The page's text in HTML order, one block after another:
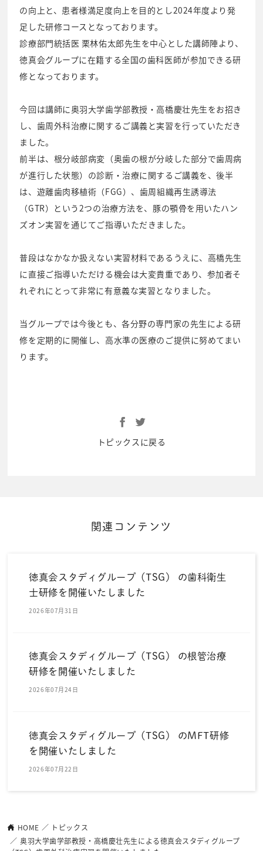
の向上と、患者様満足度向上を目的とし2024年度より発
足した研修コースとなっております。
診療部門統括医 栗林佑太郎先生を中心とした講師陣より、
徳真会グループに在籍する全国の歯科医師が参加できる研
修となっております。
今回は講師に奥羽大学歯学部教授・高橋慶壮先生をお招き
し、歯周外科治療に関するご講義と実習を行っていただき
ました。
前半は、根分岐部病変（奥歯の根が分岐した部分で歯周病
が進行した状態）の診断・治療に関するご講義を、後半
は、遊離歯肉移植術（FGG）、歯周組織再生誘導法
（GTR）という2つの治療方法を、豚の顎骨を用いたハン
ズオン実習を通じてご指導いただきました。
普段はなかなか扱えない実習材料であるうえに、高橋先生
に直接ご指導いただける機会は大変貴重であり、参加者そ
れぞれにとって非常に有意義な実習となりました。
当グループでは今後とも、各分野の専門家の先生による研
修を定期的に開催し、高水準の医療のご提供に努めてまい
ります。
トピックスに戻る
関連コンテンツ
徳真会スタディグループ（TSG） の歯科衛生
士研修を開催いたしました
2026年07月31日
徳真会スタディグループ（TSG） の根管治療
研修を開催いたしました
2026年07月24日
徳真会スタディグループ（TSG） のMFT研修
を開催いたしました
2026年07月22日
HOME
トピックス
奥羽大学歯学部教授・高橋慶壮先生による徳真会スタディグループ